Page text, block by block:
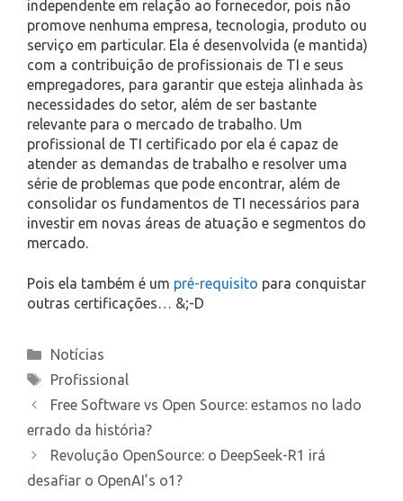
independente em relação ao fornecedor, pois não
promove nenhuma empresa, tecnologia, produto ou
serviço em particular. Ela é desenvolvida (e mantida)
com a contribuição de profissionais de TI e seus
empregadores, para garantir que esteja alinhada às
necessidades do setor, além de ser bastante
relevante para o mercado de trabalho. Um
profissional de TI certificado por ela é capaz de
atender as demandas de trabalho e resolver uma
série de problemas que pode encontrar, além de
consolidar os fundamentos de TI necessários para
investir em novas áreas de atuação e segmentos do
mercado.
Pois ela também é um pré-requisito para conquistar
outras certificações… &;-D
Categories
Notícias
Tags
Profissional
Free Software vs Open Source: estamos no lado
errado da história?
Revolução OpenSource: o DeepSeek-R1 irá
desafiar o OpenAI’s o1?